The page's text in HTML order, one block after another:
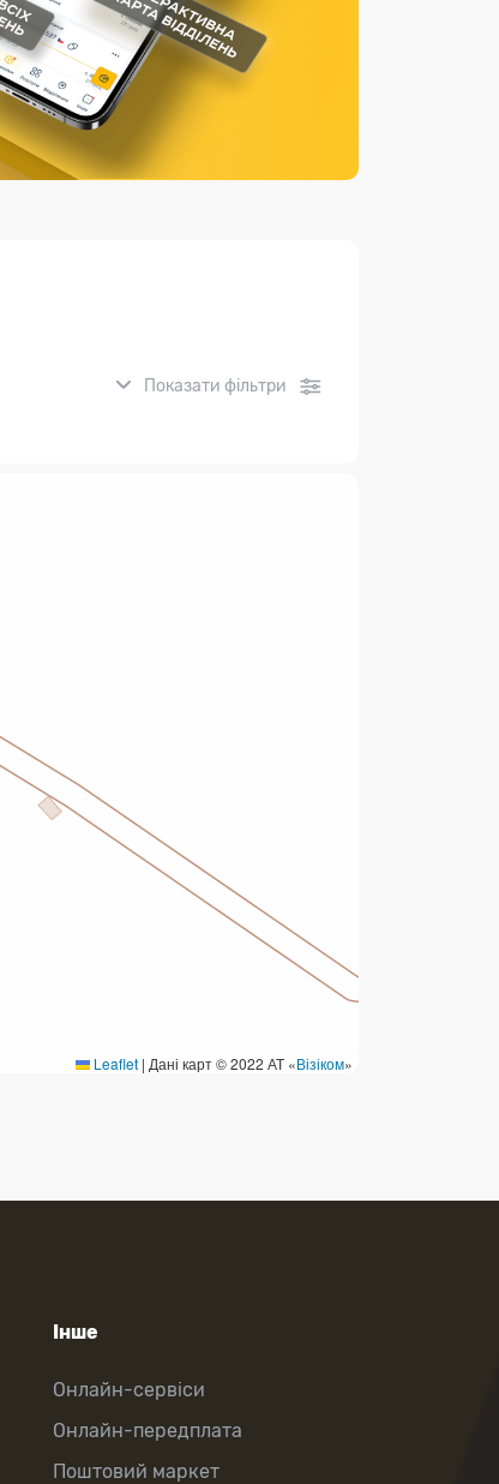
Страхові послуги
Каталог «Укрпошта Маркет»
Показати фільтри
Leaflet | Дані карт © 2022 АТ «Візіком»
Інше
Онлайн-сервіси
Онлайн-передплата
Поштовий маркет